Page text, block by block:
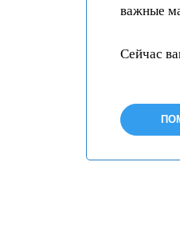
важные
Сейчас